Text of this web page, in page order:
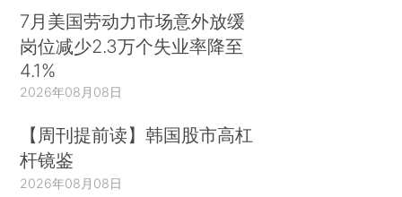
7月美国劳动力市场意外放缓
岗位减少2.3万个失业率降至
4.1%
2026年08月08日
【周刊提前读】韩国股市高杠
杆镜鉴
2026年08月08日